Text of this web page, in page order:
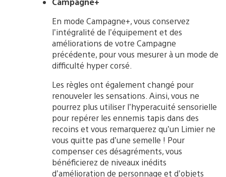
En mode Campagne+, vous conservez
l’intégralité de l’équipement et des
améliorations de votre Campagne
précédente, pour vous mesurer à un mode de
difficulté hyper corsé.
Les règles ont également changé pour
renouveler les sensations. Ainsi, vous ne
pourrez plus utiliser l’hyperacuité sensorielle
pour repérer les ennemis tapis dans des
recoins et vous remarquerez qu’un Limier ne
vous quitte pas d’une semelle ! Pour
compenser ces désagréments, vous
bénéficierez de niveaux inédits
d’amélioration de personnage et d’objets